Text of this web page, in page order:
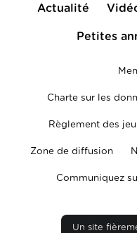
Actualité
Petites
Charte sur les
Règlement des
Zone de diffusion
Communiquez
Un site